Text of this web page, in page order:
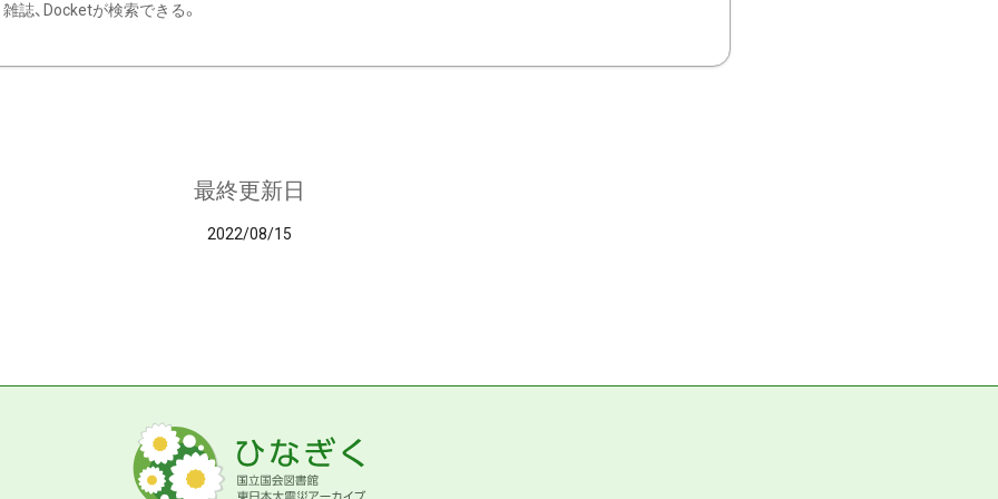
雑誌、Docketが検索できる。
最終更新日
2022/08/15